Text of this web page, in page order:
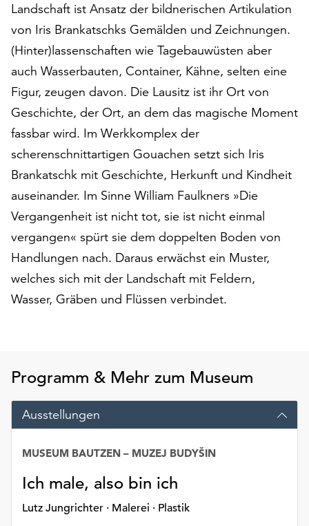
Einverständnis
jederzeit
ändern
und
widerrufen.
Dafür
steht
Ihnen
am
Ende
der
Seite
Schaltfläche
„Cookie-
Einstellungen“
Verfügung.
Funktionale
Ihr
Einverständnis
weiterhin
ausgeführt.
Möchten
die
verwendeten
Landschaft ist Ansatz der bildnerischen Artikulation
von Iris Brankatschks Gemälden und Zeichnungen.
(Hinter)lassenschaften wie Tagebauwüsten aber
auch Wasserbauten, Container, Kähne, selten eine
Figur, zeugen davon. Die Lausitz ist ihr Ort von
Geschichte, der Ort, an dem das magische Moment
fassbar wird. Im Werkkomplex der
scherenschnittartigen Gouachen setzt sich Iris
Brankatschk mit Geschichte, Herkunft und Kindheit
auseinander. Im Sinne William Faulkners »Die
Vergangenheit ist nicht tot, sie ist nicht einmal
vergangen« spürt sie dem doppelten Boden von
Handlungen nach. Daraus erwächst ein Muster,
welches sich mit der Landschaft mit Feldern,
Wasser, Gräben und Flüssen verbindet.
Programm & Mehr zum Museum
Ausstellungen
Ich male, also bin ich
Lutz Jungrichter · Malerei · Plastik
MUSEUM BAUTZEN – MUZEJ BUDYŠIN